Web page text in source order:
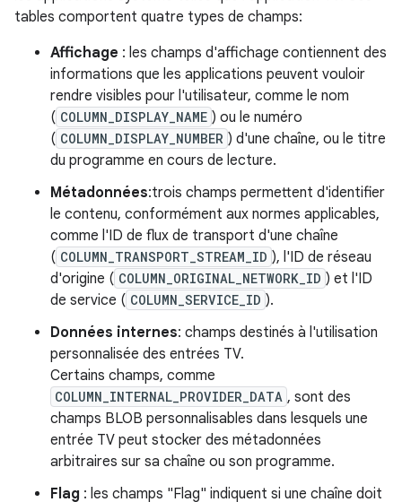
tables comportent quatre types de champs:
Affichage : les champs d'affichage contiennent des
informations que les applications peuvent vouloir
rendre visibles pour l'utilisateur, comme le nom
( COLUMN_DISPLAY_NAME ) ou le numéro
( COLUMN_DISPLAY_NUMBER ) d'une chaîne, ou le titre
du programme en cours de lecture.
Métadonnées:trois champs permettent d'identifier
le contenu, conformément aux normes applicables,
comme l'ID de flux de transport d'une chaîne
( COLUMN_TRANSPORT_STREAM_ID ), l'ID de réseau
d'origine ( COLUMN_ORIGINAL_NETWORK_ID ) et l'ID
de service ( COLUMN_SERVICE_ID ).
Données internes: champs destinés à l'utilisation
personnalisée des entrées TV.
Certains champs, comme
COLUMN_INTERNAL_PROVIDER_DATA , sont des
champs BLOB personnalisables dans lesquels une
entrée TV peut stocker des métadonnées
arbitraires sur sa chaîne ou son programme.
Flag : les champs "Flag" indiquent si une chaîne doit